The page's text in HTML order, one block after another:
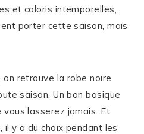
et coloris intemporelles,
porter cette saison, mais
retrouve la robe noire
saison. Un bon basique
lasserez jamais. Et
y a du choix pendant les